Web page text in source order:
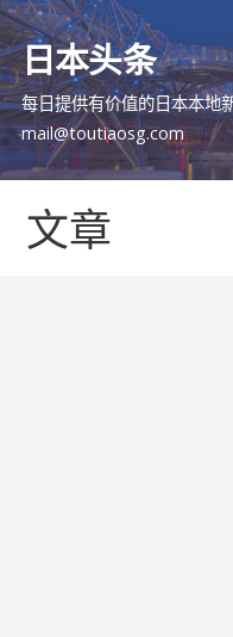
跳
至
内
容
日本头条
每日提供有价值的日本本地
mail@toutiaosg.com
文章